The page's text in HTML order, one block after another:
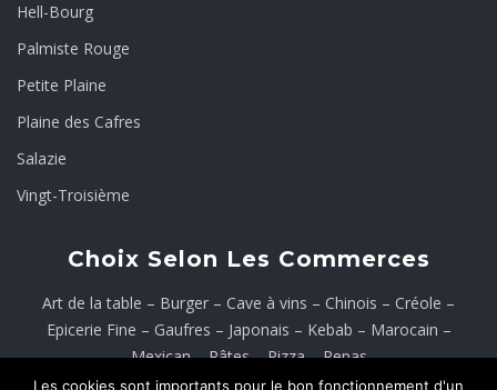
Hell-Bourg
Palmiste Rouge
Petite Plaine
Plaine des Cafres
Salazie
Vingt-Troisième
Choix Selon Les Commerces
Art de la table – Burger – Cave à vins – Chinois – Créole –
Epicerie Fine – Gaufres – Japonais – Kebab – Marocain –
Mexican–Pâtes–Pizza–Repas
Les cookies sont importants pour le bon fonctionnement d'un